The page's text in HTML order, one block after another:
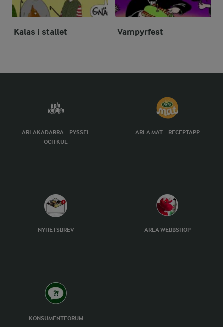
Kalas i stallet Vampyrfest
ARLAKADABRA – PYSSEL
OCH KUL
ARLA MAT – RECEPTAPP
NYHETSBREV ARLA WEBBSHOP
KONSUMENTFORUM